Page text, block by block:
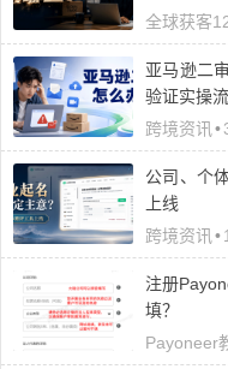
全球获客
亚马逊二
验证实操
跨境资讯 •
公司、个
上线
跨境资讯 •
注册
填？
Payoneer